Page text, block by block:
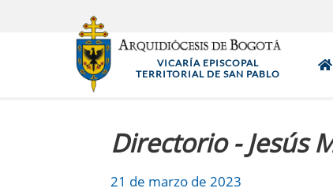
VICARÍA EPISCOPAL
TERRITORIAL DE SAN PABLO
Directorio - Jesús
21 de marzo de 2023